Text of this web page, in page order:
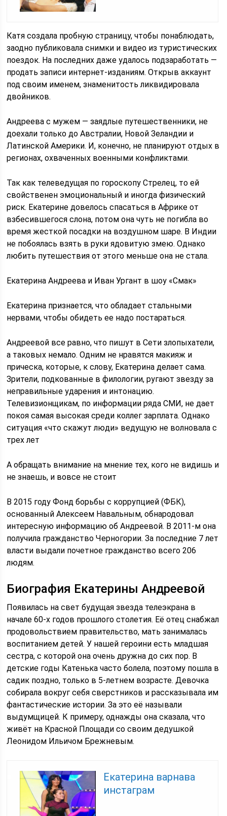
Катя создала пробную страницу, чтобы понаблюдать,
заодно публиковала снимки и видео из туристических
поездок. На последних даже удалось подзаработать —
продать записи интернет-изданиям. Открыв аккаунт
под своим именем, знаменитость ликвидировала
двойников.
Андреева с мужем — заядлые путешественники, не
доехали только до Австралии, Новой Зеландии и
Латинской Америки. И, конечно, не планируют отдых в
регионах, охваченных военными конфликтами.
Так как телеведущая по гороскопу Стрелец, то ей
свойственен эмоциональный и иногда физический
риск. Екатерине довелось спасаться в Африке от
взбесившегося слона, потом она чуть не погибла во
время жесткой посадки на воздушном шаре. В Индии
не побоялась взять в руки ядовитую змею. Однако
любить путешествия от этого меньше она не стала.
Екатерина Андреева и Иван Ургант в шоу «Смак»
Екатерина признается, что обладает стальными
нервами, чтобы обидеть ее надо постараться.
Андреевой все равно, что пишут в Сети злопыхатели,
а таковых немало. Одним не нравятся макияж и
прическа, которые, к слову, Екатерина делает сама.
Зрители, подкованные в филологии, ругают звезду за
неправильные ударения и интонацию.
Телевизионщикам, по информации ряда СМИ, не дает
покоя самая высокая среди коллег зарплата. Однако
ситуация «что скажут люди» ведущую не волновала с
трех лет
А обращать внимание на мнение тех, кого не видишь и
не знаешь, и вовсе не стоит
В 2015 году Фонд борьбы с коррупцией (ФБК),
основанный Алексеем Навальным, обнародовал
интересную информацию об Андреевой. В 2011-м она
получила гражданство Черногории. За последние 7 лет
власти выдали почетное гражданство всего 206
людям.
Биография Екатерины Андреевой
Появилась на свет будущая звезда телеэкрана в
начале 60-х годов прошлого столетия. Её отец снабжал
продовольствием правительство, мать занималась
воспитанием детей. У нашей героини есть младшая
сестра, с которой она очень дружна до сих пор. В
детские годы Катенька часто болела, поэтому пошла в
садик поздно, только в 5-летнем возрасте. Девочка
собирала вокруг себя сверстников и рассказывала им
фантастические истории. За это её называли
выдумщицей. К примеру, однажды она сказала, что
живёт на Красной Площади со своим дедушкой
Леонидом Ильичом Брежневым.
Екатерина варнава
инстаграм